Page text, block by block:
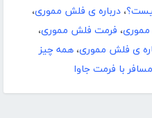
، درباره ی فلش مموری،
، فرمت فلش مموری،
ی فلش مموری، همه چیز
با فرمت جاوا